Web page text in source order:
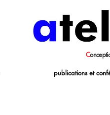
publications et
C